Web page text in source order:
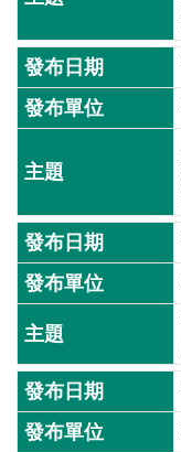
府
網
站
資
開
宣
告
保
有
及
管
理
個